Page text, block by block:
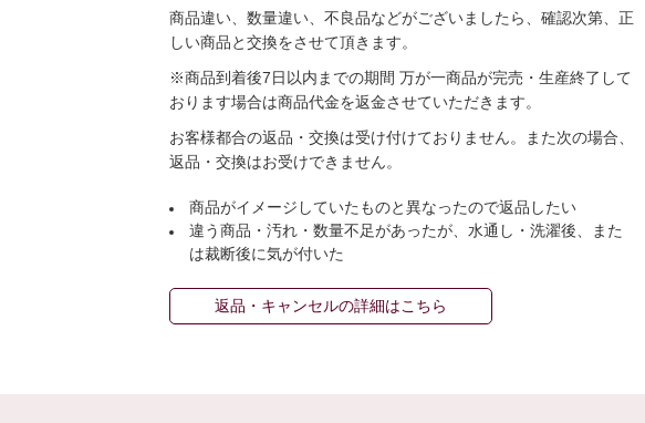
商品違い、数量違い、不良品などがございましたら、確認次第、正
しい商品と交換をさせて頂きます。
※商品到着後7日以内までの期間 万が一商品が完売・生産終了して
おります場合は商品代金を返金させていただきます。
お客様都合の返品・交換は受け付けておりません。また次の場合、
返品・交換はお受けできません。
商品がイメージしていたものと異なったので返品したい
違う商品・汚れ・数量不足があったが、水通し・洗濯後、また
は裁断後に気が付いた
返品・キャンセルの詳細はこちら